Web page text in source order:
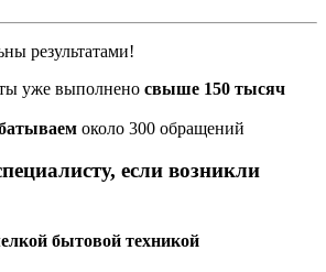
результатами!
уже выполнено свыше 150 тысяч
около 300 обращений
если возникли
бытовой техникой